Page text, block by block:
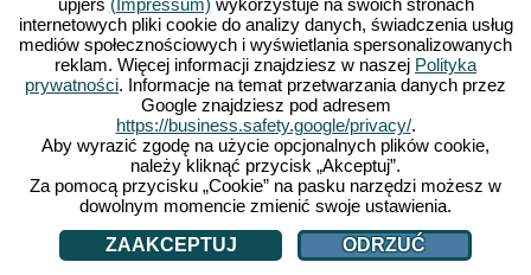
2
Farm 2 również na swoim komputerze domowym.
Przeglądarkowa wersja gry z pewnością
dostarczy ci jedynych w swoim rodzaju
farmerskich przeżyć. Hoduj zwierzęta, uprawiaj
pola, zbieraj plony i oddaj w ręce klientów
przepyszne bio towary. Zarejestruj się już teraz i
graj razem z nami.
na które
i
internetowych pliki cookie do analizy danych, świadczenia usług
mediów społecznościowych i wyświetlania spersonalizowanych
reklam. Więcej informacji znajdziesz w naszej Polityka
prywatności. Informacje na temat przetwarzania danych przez
Google znajdziesz pod adresem
https://business.safety.google/privacy/.
Aby wyrazić zgodę na użycie opcjonalnych plików cookie,
należy kliknąć przycisk „Akceptuj”.
Za pomocą przycisku „Cookie” na pasku narzędzi możesz w
dowolnym momencie zmienić swoje ustawienia.
ZAAKCEPTUJ
ODRZUĆ